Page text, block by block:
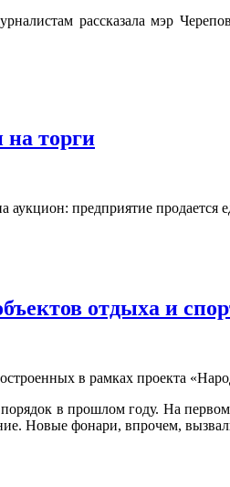
рассказала мэр
на торги
аукцион: предприятие
отдыха и
в рамках проекта
в прошлом году. На
Новые фонари, впрочем,